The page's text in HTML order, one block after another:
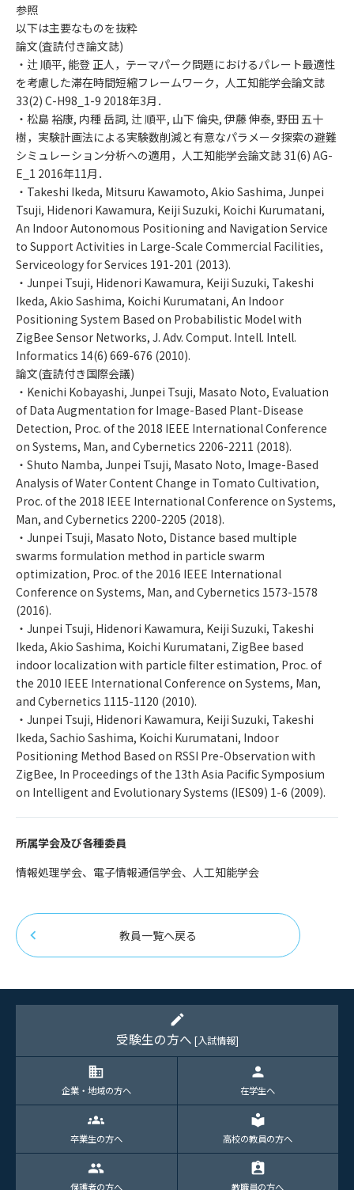
参照
以下は主要なものを抜粋
論文(査読付き論文誌)
・辻 順平, 能登 正人，テーマパーク問題におけるパレート最適性
を考慮した滞在時間短縮フレームワーク，人工知能学会論文誌
33(2) C-H98_1-9 2018年3月．
・松島 裕康, 内種 岳詞, 辻 順平, 山下 倫央, 伊藤 伸泰, 野田 五十
樹，実験計画法による実験数削減と有意なパラメータ探索の避難
シミュレーション分析への適用，人工知能学会論文誌 31(6) AG-
E_1 2016年11月．
・Takeshi Ikeda, Mitsuru Kawamoto, Akio Sashima, Junpei
Tsuji, Hidenori Kawamura, Keiji Suzuki, Koichi Kurumatani,
An Indoor Autonomous Positioning and Navigation Service
to Support Activities in Large-Scale Commercial Facilities,
Serviceology for Services 191-201 (2013).
・Junpei Tsuji, Hidenori Kawamura, Keiji Suzuki, Takeshi
Ikeda, Akio Sashima, Koichi Kurumatani, An Indoor
Positioning System Based on Probabilistic Model with
ZigBee Sensor Networks, J. Adv. Comput. Intell. Intell.
Informatics 14(6) 669-676 (2010).
論文(査読付き国際会議)
・Kenichi Kobayashi, Junpei Tsuji, Masato Noto, Evaluation
of Data Augmentation for Image-Based Plant-Disease
Detection, Proc. of the 2018 IEEE International Conference
on Systems, Man, and Cybernetics 2206-2211 (2018).
・Shuto Namba, Junpei Tsuji, Masato Noto, Image-Based
Analysis of Water Content Change in Tomato Cultivation,
Proc. of the 2018 IEEE International Conference on Systems,
Man, and Cybernetics 2200-2205 (2018).
・Junpei Tsuji, Masato Noto, Distance based multiple
swarms formulation method in particle swarm
optimization, Proc. of the 2016 IEEE International
Conference on Systems, Man, and Cybernetics 1573-1578
(2016).
・Junpei Tsuji, Hidenori Kawamura, Keiji Suzuki, Takeshi
Ikeda, Akio Sashima, Koichi Kurumatani, ZigBee based
indoor localization with particle filter estimation, Proc. of
the 2010 IEEE International Conference on Systems, Man,
and Cybernetics 1115-1120 (2010).
・Junpei Tsuji, Hidenori Kawamura, Keiji Suzuki, Takeshi
Ikeda, Sachio Sashima, Koichi Kurumatani, Indoor
Positioning Method Based on RSSI Pre-Observation with
ZigBee, In Proceedings of the 13th Asia Pacific Symposium
on Intelligent and Evolutionary Systems (IES09) 1-6 (2009).
所属学会及び各種委員
情報処理学会、電子情報通信学会、人工知能学会
教員一覧へ戻る
edit
受験生の方へ [入試情報]
domain
企業・地域の方へ
person
在学生へ
groups
卒業生の方へ
local_library
高校の教員の方へ
group
保護者の方へ
assignment_ind
教職員の方へ